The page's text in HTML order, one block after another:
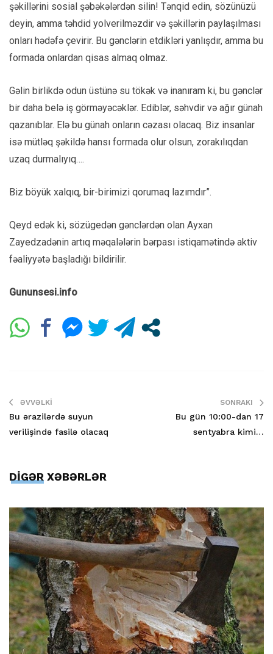
şəkillərini sosial şəbəkələrdən silin! Tənqid edin, sözünüzü
deyin, amma təhdid yolverilməzdir və şəkillərin paylaşılması
onları hədəfə çevirir. Bu gənclərin etdikləri yanlışdır, amma bu
formada onlardan qisas almaq olmaz.
Gəlin birlikdə odun üstünə su tökək və inanıram ki, bu gənclər
bir daha belə iş görməyəcəklər. Ediblər, səhvdir və ağır günah
qazanıblar. Elə bu günah onların cəzası olacaq. Biz insanlar
isə mütləq şəkildə hansı formada olur olsun, zorakılıqdan
uzaq durmalıyıq….
Biz böyük xalqıq, bir-birimizi qorumaq lazımdır”.
Qeyd edək ki, sözügedən gənclərdən olan Ayxan
Zayedzadənin artıq məqalələrin bərpası istiqamətində aktiv
fəaliyyətə başladığı bildirilir.
Gununsesi.info
ƏVVƏLKI
Bu ərazilərdə suyun
verilişində fasilə olacaq
SONRAKI
Bu gün 10:00-dan 17
sentyabra kimi…
DİGƏR XƏBƏRLƏR